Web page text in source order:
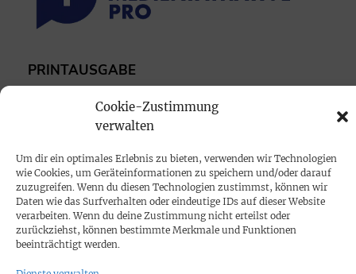
Cookie-Zustimmung
verwalten
Um dir ein optimales Erlebnis zu bieten, verwenden wir Technologien
wie Cookies, um Geräteinformationen zu speichern und/oder darauf
zuzugreifen. Wenn du diesen Technologien zustimmst, können wir
Daten wie das Surfverhalten oder eindeutige IDs auf dieser Website
verarbeiten. Wenn du deine Zustimmung nicht erteilst oder
zurückziehst, können bestimmte Merkmale und Funktionen
beeinträchtigt werden.
PRINTAUSGABE
Impressum
SPENDEN
Datenschutz